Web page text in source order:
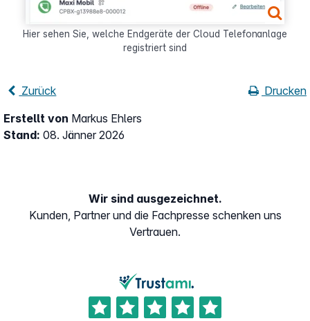
Hier sehen Sie, welche Endgeräte der Cloud Telefonanlage
registriert sind
Zurück
Drucken
Erstellt von Markus Ehlers
Stand: 08. Jänner 2026
Wir sind ausgezeichnet.
Kunden, Partner und die Fachpresse schenken uns
Vertrauen.